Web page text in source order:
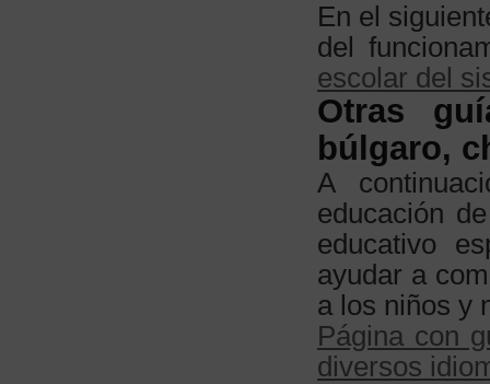
En el
del
escolar del
Otras
búlgaro,
A
educación
educativo
ayudar a
a los niños y
Página con
diversos